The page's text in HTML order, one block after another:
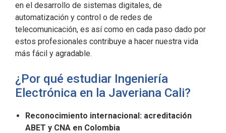
en el desarrollo de sistemas digitales, de
automatización y control o de redes de
telecomunicación, es así como en cada paso dado por
estos profesionales contribuye a hacer nuestra vida
más fácil y agradable.
¿Por qué estudiar Ingeniería
Electrónica en la Javeriana Cali?
Reconocimiento internacional: acreditación
ABET y CNA en Colombia